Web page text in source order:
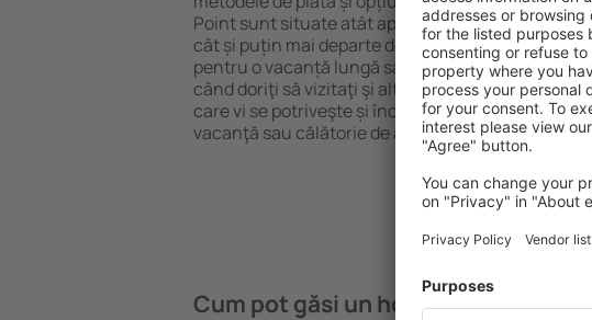
Point sunt situate atât aproape de atracţiile
cât și puțin mai departe de aglomerație. Toate
pentru o vacanță lungă sau perfecte doar pentru
când doriţi să vizitaţi şi alte oraşe din apropiere.
care vi se potriveşte și începeți să vă faceți
vacanţă sau călătorie de afaceri!
Cum pot găsi un hotel în Sheldon